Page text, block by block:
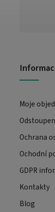
Moje
Ochrana
Ochodní
GDPR
Kontakty
Blog